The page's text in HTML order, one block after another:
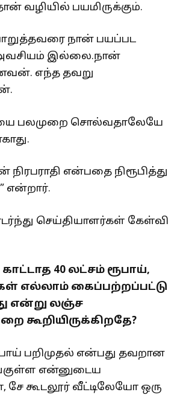
வழியில் பயமிருக்கும்.
நான் பயப்பட
இல்லை.நான்
எந்த தவறு
பலமுறை சொல்வதாலேயே
நிரபராதி என்பதை நிரூபித்து
என்றார்.
செய்தியாளர்கள் கேள்வி
40 லட்சம் ரூபாய்,
கைப்பற்றப்பட்டு
என்று லஞ்ச
கூறியிருக்கிறதே?
பறிமுதல் என்பது தவறான
என்னுடைய
சே கூடலூர் வீட்டிலேயோ ஒரு